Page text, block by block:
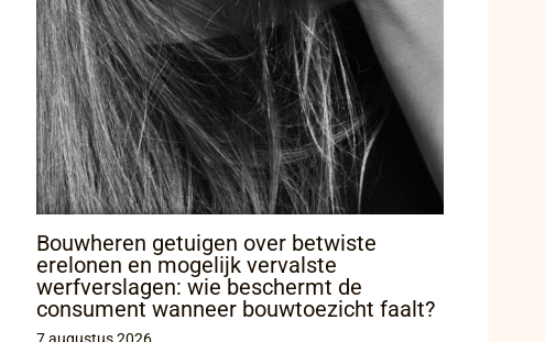
Bouwheren getuigen over betwiste
erelonen en mogelijk vervalste
werfverslagen: wie beschermt de
consument wanneer bouwtoezicht faalt?